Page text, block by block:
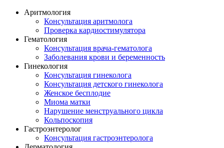
Аритмология
Консультация аритмолога
Проверка кардиостимулятора
Гематология
Консультация врача-гематолога
Заболевания крови и беременность
Гинекология
Консультация гинеколога
Консультация детского гинеколога
Женское бесплодие
Миома матки
Нарушение менструального цикла
Кольпоскопия
Гастроэнтеролог
Консультация гастроэнтеролога